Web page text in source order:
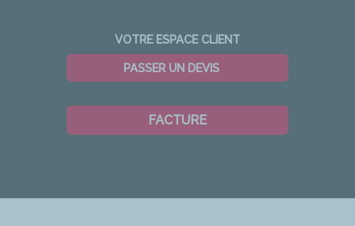
VOTRE ESPACE CLIENT
PASSER UN DEVIS
FACTURE